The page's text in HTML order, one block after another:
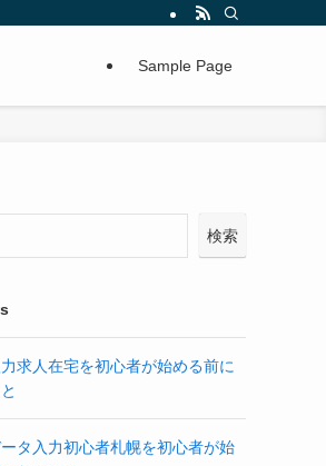
Sample Page
検索
求人在宅を初心者が始める前に
タ入力初心者札幌を初心者が始